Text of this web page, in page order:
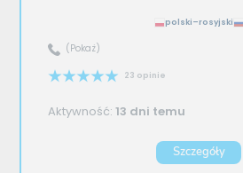
polski–rosyjski
(Pokaż)
23 opinie
Aktywność:13 dni temu
Szczegóły